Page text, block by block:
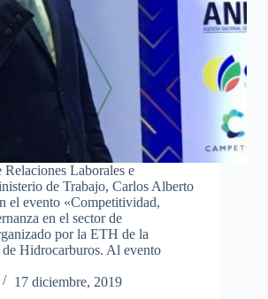
Laborales e
de Trabajo, Carlos Alberto
el evento «Competitividad,
en el sector de
por la ETH de la
Hidrocarburos. Al evento
17 diciembre, 2019